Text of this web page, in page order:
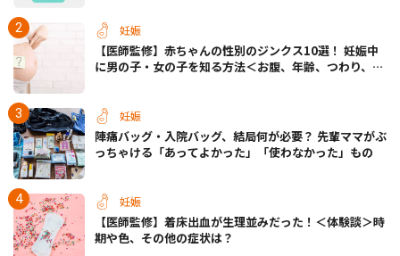
妊娠
【医師監修】赤ちゃんの性別のジンクス10選！ 妊娠中
に男の子・女の子を知る方法＜お腹、年齢、つわり、胎
妊娠
陣痛バッグ・入院バッグ、結局何が必要？ 先輩ママがぶ
っちゃける「あってよかった」「使わなかった」もの
妊娠
【医師監修】着床出血が生理並みだった！＜体験談＞時
期や色、その他の症状は？